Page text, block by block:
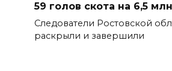
59 голов скота на 6,5
Следователи Ростовской
раскрыли и завершили